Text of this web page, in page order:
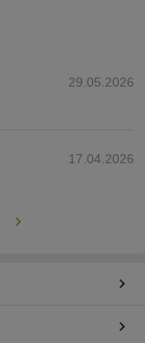
29.05.2026
17.04.2026